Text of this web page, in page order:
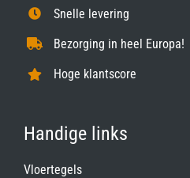
Snelle levering
Bezorging in heel Europa!
Hoge klantscore
Handige links
Vloertegels